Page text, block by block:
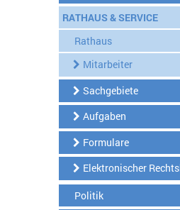
RATHAUS & SERVICE
Rathaus
Mitarbeiter
Sachgebiete
Aufgaben
Formulare
Elektronischer
Politik